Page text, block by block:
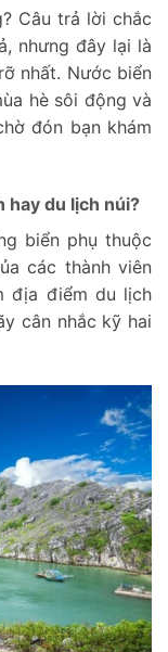
Câu trả lời chắc
nhưng đây lại là
nhất. Nước biển
hè sôi động và
đón bạn khám
hay du lịch núi?
biển phụ thuộc
các thành viên
địa điểm du lịch
cân nhắc kỹ hai